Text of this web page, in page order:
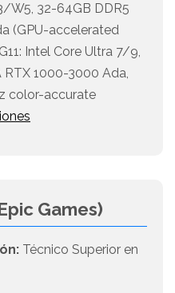
W5, 32-64GB DDR5
(GPU-accelerated
Intel Core Ultra 7/9,
RTX 1000-3000 Ada,
color-accurate
Games)
Técnico Superior en